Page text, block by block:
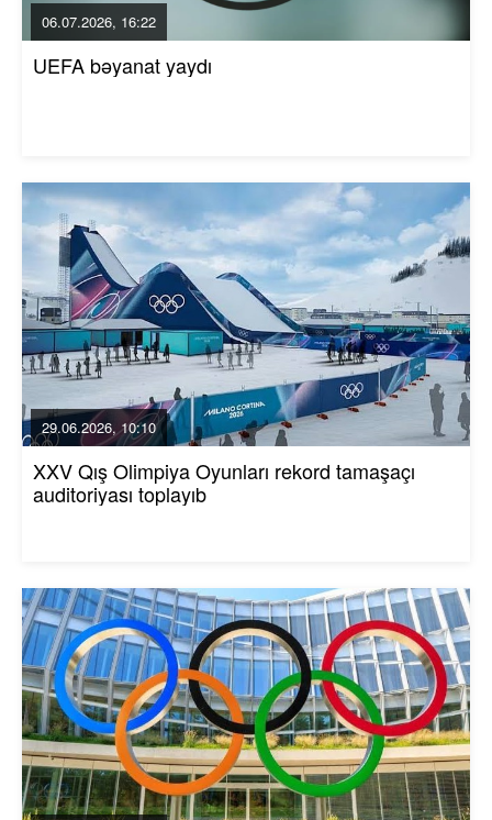
06.07.2026, 16:22
UEFA bəyanat yaydı
29.06.2026, 10:10
XXV Qış Olimpiya Oyunları rekord tamaşaçı
auditoriyası toplayıb